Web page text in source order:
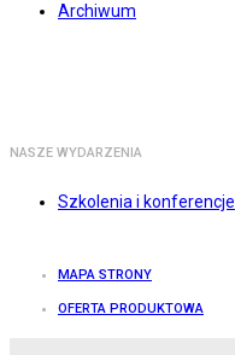
Archiwum
NASZE WYDARZENIA
Szkolenia i konferencje
MAPA STRONY
OFERTA PRODUKTOWA